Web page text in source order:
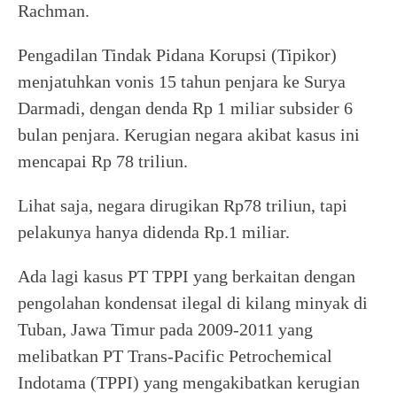
Rachman.
Pengadilan Tindak Pidana Korupsi (Tipikor)
menjatuhkan vonis 15 tahun penjara ke Surya
Darmadi, dengan denda Rp 1 miliar subsider 6
bulan penjara. Kerugian negara akibat kasus ini
mencapai Rp 78 triliun.
Lihat saja, negara dirugikan Rp78 triliun, tapi
pelakunya hanya didenda Rp.1 miliar.
Ada lagi kasus PT TPPI yang berkaitan dengan
pengolahan kondensat ilegal di kilang minyak di
Tuban, Jawa Timur pada 2009-2011 yang
melibatkan PT Trans-Pacific Petrochemical
Indotama (TPPI) yang mengakibatkan kerugian